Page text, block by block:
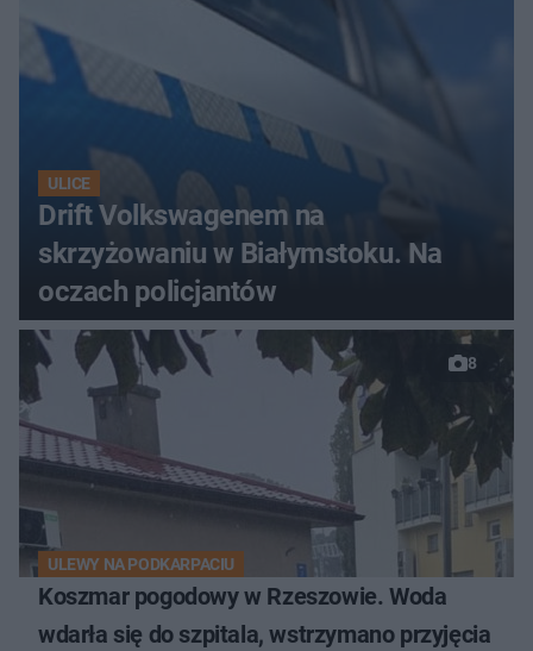
ULICE
Drift Volkswagenem na
skrzyżowaniu w Białymstoku. Na
oczach policjantów
8
ULEWY NA PODKARPACIU
Koszmar pogodowy w Rzeszowie. Woda
wdarła się do szpitala, wstrzymano przyjęcia